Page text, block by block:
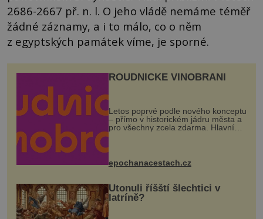
2686-2667 př. n. l. O jeho vládě nemáme téměř
žádné záznamy, a i to málo, co o něm
z egyptských památek víme, je sporné.
ROUDNICKÉ VINOBRANÍ
Letos poprvé podle nového konceptu
– přímo v historickém jádru města a
pro všechny zcela zdarma. Hlavní
program se odehraje na Karlově a
mohou těšit na víno, burčák, pes...
epochanacestach.cz
Utonuli říšští šlechtici v
latríně?